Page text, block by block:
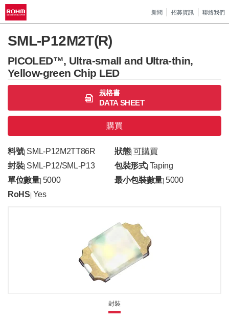
新聞 招募資訊 聯絡我們
SML-P12M2T(R)
PICOLED™, Ultra-small and Ultra-thin,
Yellow-green Chip LED
規格書
DATA SHEET
購買
料號| SML-P12M2TT86R 狀態| 可購買
封裝| SML-P12/SML-P13 包裝形式| Taping
單位數量| 5000 最小包裝數量 |5000
RoHS Yes
封裝